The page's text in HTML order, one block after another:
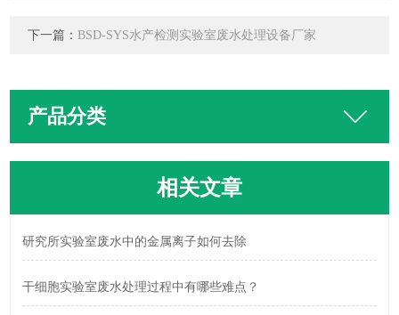
下一篇： BSD-SYS水产检测实验室废水处理设备厂家
产品分类
相关文章
研究所实验室废水中的金属离子如何去除
干细胞实验室废水处理过程中有哪些难点？